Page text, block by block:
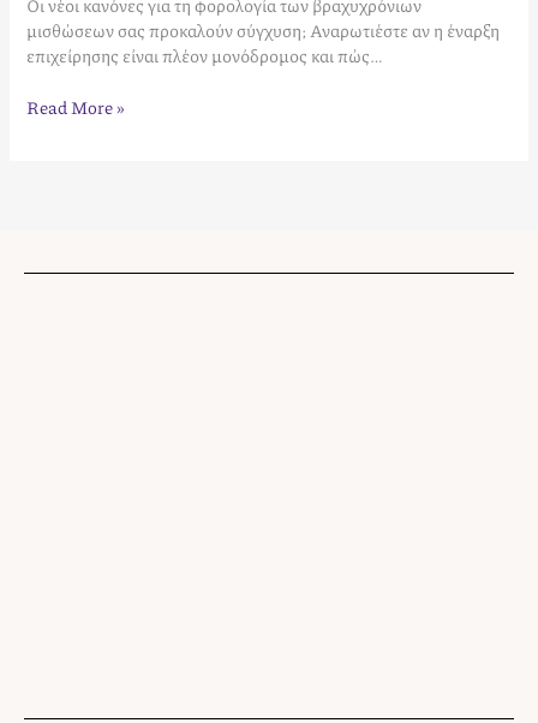
Οι νέοι κανόνες για τη φορολογία των βραχυχρόνιων
μισθώσεων σας προκαλούν σύγχυση; Αναρωτιέστε αν η έναρξη
επιχείρησης είναι πλέον μονόδρομος και πώς…
Read More »